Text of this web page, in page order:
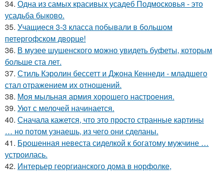
34. Одна из самых красивых усадеб Подмосковья - это
усадьба быково.
35. Учащиеся 3-3 класса побывали в большом
петергофском дворце!
36. В музее шушенского можно увидеть буфеты, которым
больше ста лет.
37. Стиль Кэролин бессетт и Джона Кеннеди - младшего
стал отражением их отношений.
38. Моя мыльная армия хорошего настроения.
39. Уют с мелочей начинается.
40. Сначала кажется, что это просто странные картины
… но потом узнаешь, из чего они сделаны.
41. Брошенная невеста сиделкой к богатому мужчине …
устроилась.
42. Интерьер георгианского дома в норфолке,